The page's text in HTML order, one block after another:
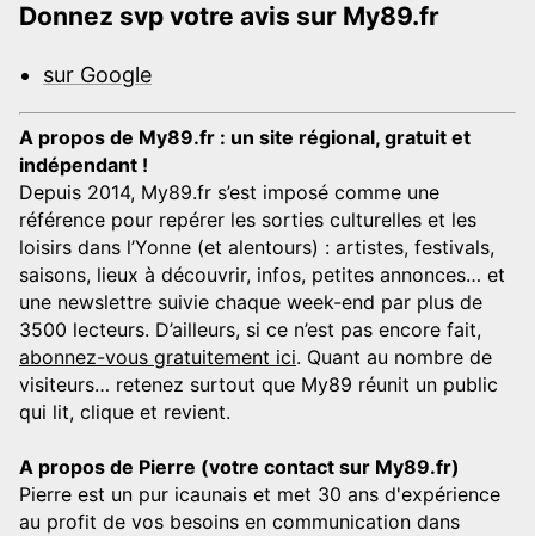
Donnez svp votre avis sur My89.fr
sur Google
A propos de My89.fr : un site régional, gratuit et
indépendant !
Depuis 2014, My89.fr s’est imposé comme une
référence pour repérer les sorties culturelles et les
loisirs dans l’Yonne (et alentours) : artistes, festivals,
saisons, lieux à découvrir, infos, petites annonces… et
une newslettre suivie chaque week-end par plus de
3500 lecteurs. D’ailleurs, si ce n’est pas encore fait,
abonnez-vous gratuitement ici. Quant au nombre de
visiteurs… retenez surtout que My89 réunit un public
qui lit, clique et revient.
A propos de Pierre (votre contact sur My89.fr)
Pierre est un pur icaunais et met 30 ans d'expérience
au profit de vos besoins en communication dans